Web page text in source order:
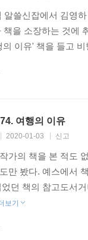
다. 허영과 자만
것인가에 대한 답
겼다. 한곳에 평화
돌아올 때가 아니
라는 것. 귀환의 원
알쓸신잡에서 김영
책을 소장하는 것에
이유' 책을 들고
여행의 이유
2020-01-03 신고
가의 책을 본 적도
만 봤다. 예스에서
었던 책의 참고도서
보기